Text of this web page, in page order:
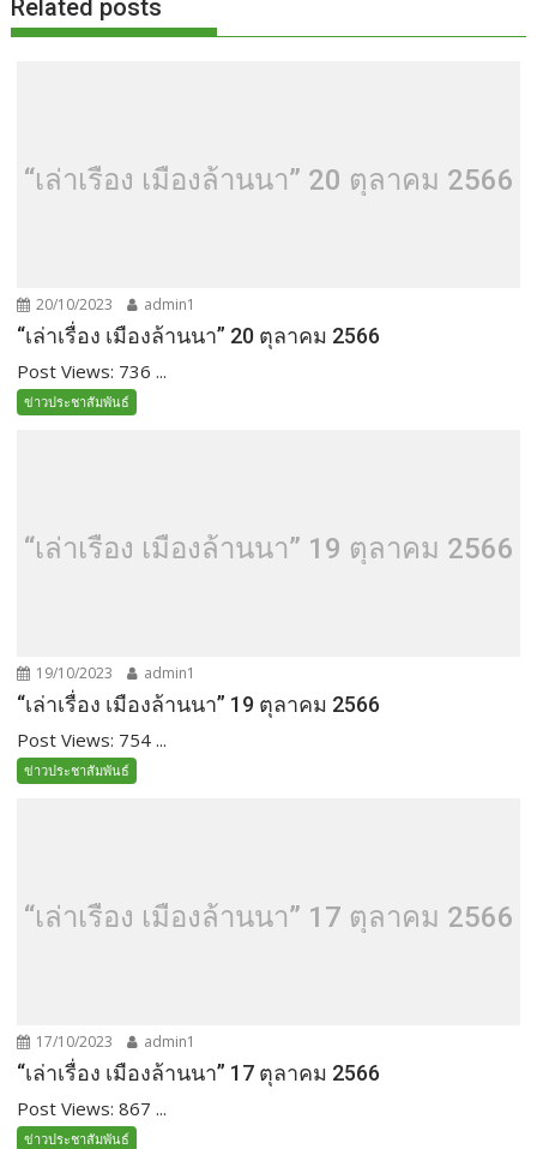
Related posts
“เล่าเรื่อง เมืองล้านนา” 20 ตุลาคม 2566
20/10/2023 admin1
“เล่าเรื่อง เมืองล้านนา” 20 ตุลาคม 2566
Post Views: 736 ...
ข่าวประชาสัมพันธ์
“เล่าเรื่อง เมืองล้านนา” 19 ตุลาคม 2566
19/10/2023 admin1
“เล่าเรื่อง เมืองล้านนา” 19 ตุลาคม 2566
Post Views: 754 ...
ข่าวประชาสัมพันธ์
“เล่าเรื่อง เมืองล้านนา” 17 ตุลาคม 2566
17/10/2023 admin1
“เล่าเรื่อง เมืองล้านนา” 17 ตุลาคม 2566
Post Views: 867 ...
ข่าวประชาสัมพันธ์